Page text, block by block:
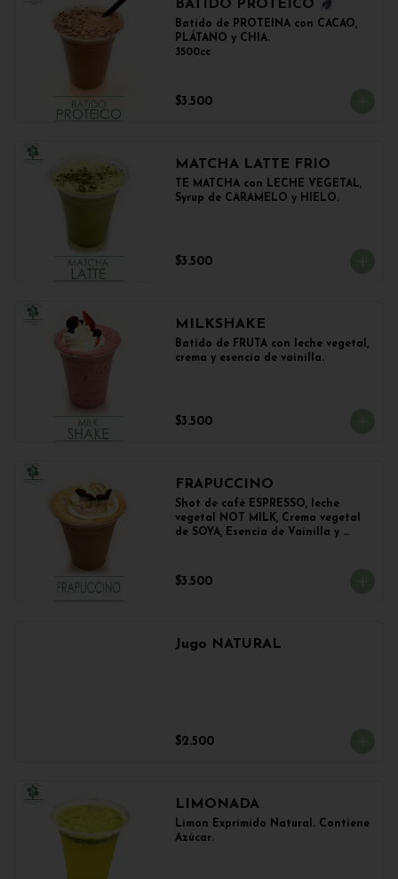
BATIDO PROTEICO
Batido de PROTEINA con CACAO,
PLÁTANO y CHIA.
3500cc
$3.500
MATCHA LATTE FRIO
TÉ MATCHA con LECHE VEGETAL,
Syrup de CARAMELO y HIELO.
$3.500
MILKSHAKE
Batido de FRUTA con leche vegetal,
crema y esencia de vainilla.
$3.500
FRAPUCCINO
Shot de café ESPRESSO, leche
vegetal NOT MILK, Crema vegetal
de SOYA, Esencia de Vainilla y
$3.500
Jugo NATURAL
$2.500
LIMONADA
Limon Exprimido Natural. Contiene
Azúcar.